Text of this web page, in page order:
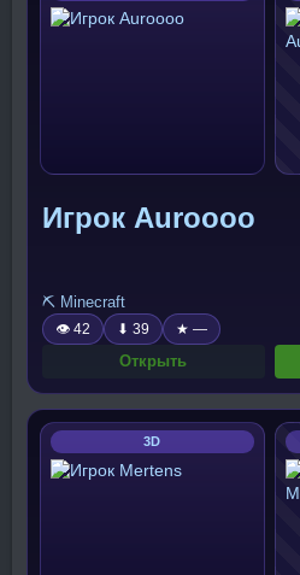
Игрок Auroooo
⛏️ Minecraft
👁 42 ⬇ 39 ★ —
Открыть
3D